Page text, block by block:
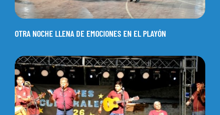
OTRA NOCHE LLENA DE EMOCIONES EN EL PLAYÓN